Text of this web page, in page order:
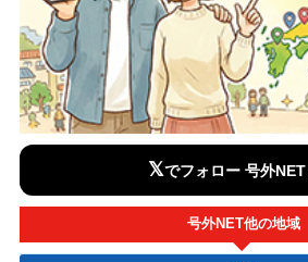
𝕏でフォロー 号外
号外NET他の地域